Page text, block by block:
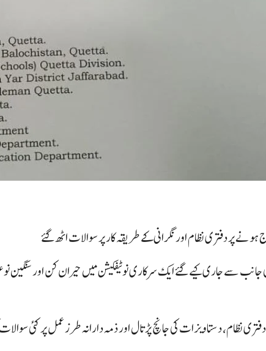
جانب سے جاری کیے گئے ایک سرکاری نوٹیفکیشن میں حیران کن اور
نظام، دستاویزات کی جانچ پڑتال اور ذمہ دارانہ طرز عمل پر کئی